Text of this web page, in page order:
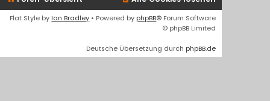
Flat Style by Ian Bradley • Powered by phpBB® Forum Software
© phpBB Limited
Deutsche Übersetzung durch phpBB.de